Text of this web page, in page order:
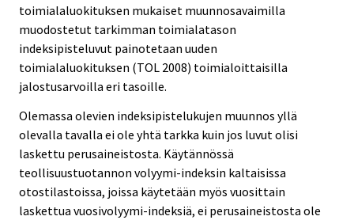
toimialaluokituksen mukaiset muunnosavaimilla
muodostetut tarkimman toimialatason
indeksipisteluvut painotetaan uuden
toimialaluokituksen (TOL 2008) toimialoittaisilla
jalostusarvoilla eri tasoille.
Olemassa olevien indeksipistelukujen muunnos yllä
olevalla tavalla ei ole yhtä tarkka kuin jos luvut olisi
laskettu perusaineistosta. Käytännössä
teollisuustuotannon volyymi-indeksin kaltaisissa
otostilastoissa, joissa käytetään myös vuosittain
laskettua vuosivolyymi-indeksiä, ei perusaineistosta ole